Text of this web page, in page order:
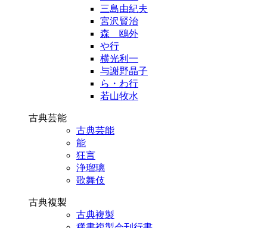
三島由紀夫
宮沢賢治
森 鴎外
や行
横光利一
与謝野晶子
ら・わ行
若山牧水
古典芸能
古典芸能
能
狂言
浄瑠璃
歌舞伎
古典複製
古典複製